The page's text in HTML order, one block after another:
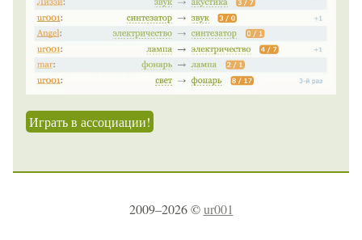
Играть в ассоциации!
2009–2026 ©ur001